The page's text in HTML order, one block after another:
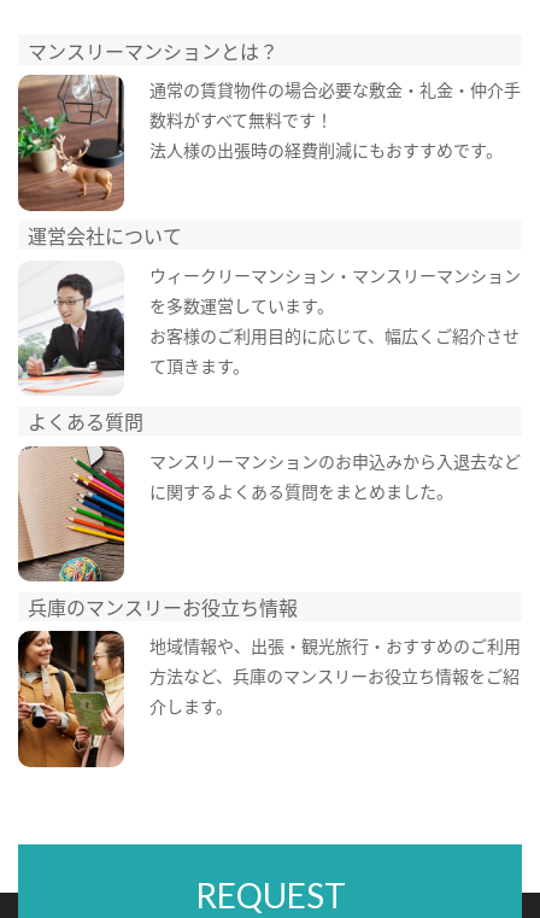
マンスリーマンションとは？
通常の賃貸物件の場合必要な敷金・礼金・仲介手
数料がすべて無料です！
法人様の出張時の経費削減にもおすすめです。
運営会社について
ウィークリーマンション・マンスリーマンション
を多数運営しています。
お客様のご利用目的に応じて、幅広くご紹介させ
て頂きます。
よくある質問
マンスリーマンションのお申込みから入退去など
に関するよくある質問をまとめました。
兵庫のマンスリーお役立ち情報
地域情報や、出張・観光旅行・おすすめのご利用
方法など、兵庫のマンスリーお役立ち情報をご紹
介します。
REQUEST